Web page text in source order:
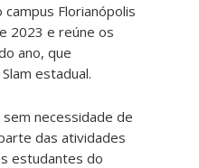
Florianópolis
2023 e reúne os
ano, que
estadual.
necessidade de
das atividades
estudantes do